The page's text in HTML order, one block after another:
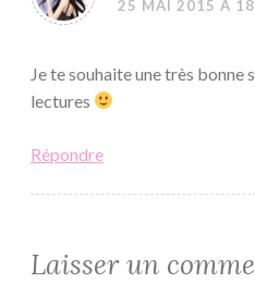
25 MAI 2015 À
Je te souhaite une très bonne
lectures
Répondre
Laisser un